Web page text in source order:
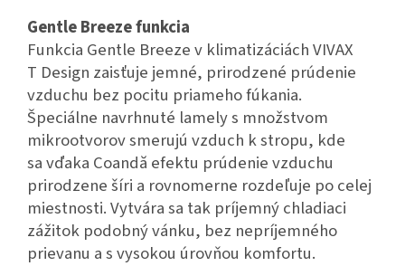
Gentle Breeze funkcia
Funkcia Gentle Breeze v klimatizáciách VIVAX
T Design zaisťuje jemné, prirodzené prúdenie
vzduchu bez pocitu priameho fúkania.
Špeciálne navrhnuté lamely s množstvom
mikrootvorov smerujú vzduch k stropu, kde
sa vďaka Coandă efektu prúdenie vzduchu
prirodzene šíri a rovnomerne rozdeľuje po celej
miestnosti. Vytvára sa tak príjemný chladiaci
zážitok podobný vánku, bez nepríjemného
prievanu a s vysokou úrovňou komfortu.